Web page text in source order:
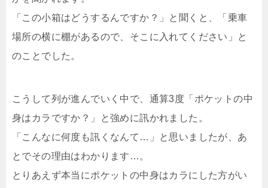
「この小箱はどうするんですか？」と聞くと、「乗車
場所の横に棚があるので、そこに入れてください」と
のことでした。
こうして列が進んでいく中で、通算3度「ポケットの中
身はカラですか？」と強めに訊かれました。
「こんなに何度も訊くなんて…」と思いましたが、あ
とでその理由はわかります…。
とりあえず本当にポケットの中身はカラにした方がい